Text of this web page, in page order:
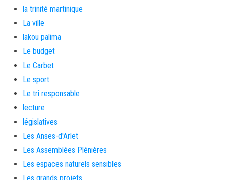
la trinité martinique
La ville
lakou palima
Le budget
Le Carbet
Le sport
Le tri responsable
lecture
législatives
Les Anses-d'Arlet
Les Assemblées Plénières
Les espaces naturels sensibles